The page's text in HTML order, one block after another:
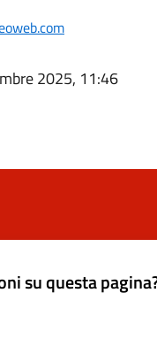
2025, 11:46
su questa